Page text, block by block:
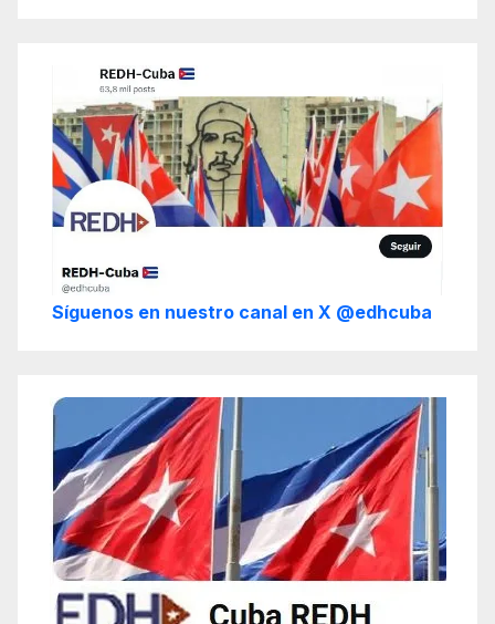
Síguenos en nuestro canal en X @edhcuba